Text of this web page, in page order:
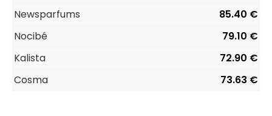
Newsparfums
85.40 €
Nocibé
79.10 €
Kalista
72.90 €
Cosma
73.63 €